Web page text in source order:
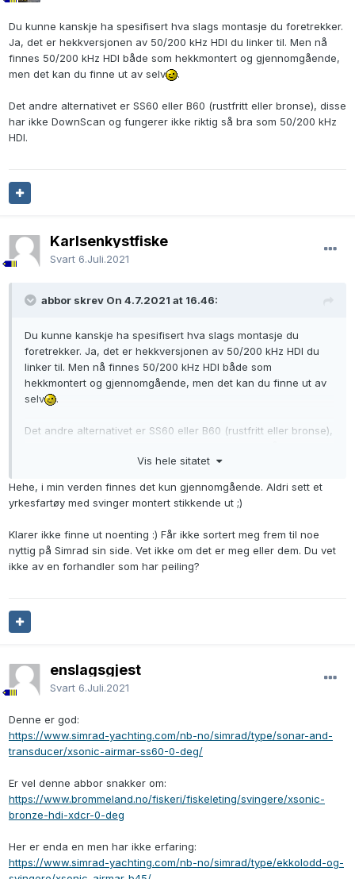
Du kunne kanskje ha spesifisert hva slags montasje du foretrekker.
Ja, det er hekkversjonen av 50/200 kHz HDI du linker til. Men nå
finnes 50/200 kHz HDI både som hekkmontert og gjennomgående,
men det kan du finne ut av selv
.
Det andre alternativet er SS60 eller B60 (rustfritt eller bronse), disse
har ikke DownScan og fungerer ikke riktig så bra som 50/200 kHz
HDI.
Karlsenkystfiske
Svart 6.Juli.2021
abbor skrev On 4.7.2021 at 16.46:
Du kunne kanskje ha spesifisert hva slags montasje du
foretrekker. Ja, det er hekkversjonen av 50/200 kHz HDI du
linker til. Men nå finnes 50/200 kHz HDI både som
hekkmontert og gjennomgående, men det kan du finne ut av
selv
.
Det andre alternativet er SS60 eller B60 (rustfritt eller bronse),
Vis hele sitatet
Hehe, i min verden finnes det kun gjennomgående. Aldri sett et
yrkesfartøy med svinger montert stikkende ut ;)
Klarer ikke finne ut noenting :) Får ikke sortert meg frem til noe
nyttig på Simrad sin side. Vet ikke om det er meg eller dem. Du vet
ikke av en forhandler som har peiling?
enslagsgjest
Svart 6.Juli.2021
Denne er god:
https://www.simrad-yachting.com/nb-no/simrad/type/sonar-and-
transducer/xsonic-airmar-ss60-0-deg/
Er vel denne abbor snakker om:
https://www.brommeland.no/fiskeri/fiskeleting/svingere/xsonic-
bronze-hdi-xdcr-0-deg
Her er enda en men har ikke erfaring:
https://www.simrad-yachting.com/nb-no/simrad/type/ekkolodd-og-